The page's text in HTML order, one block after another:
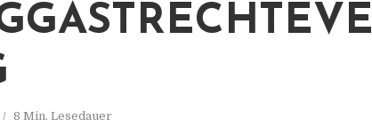
8 Min. Lesedauer